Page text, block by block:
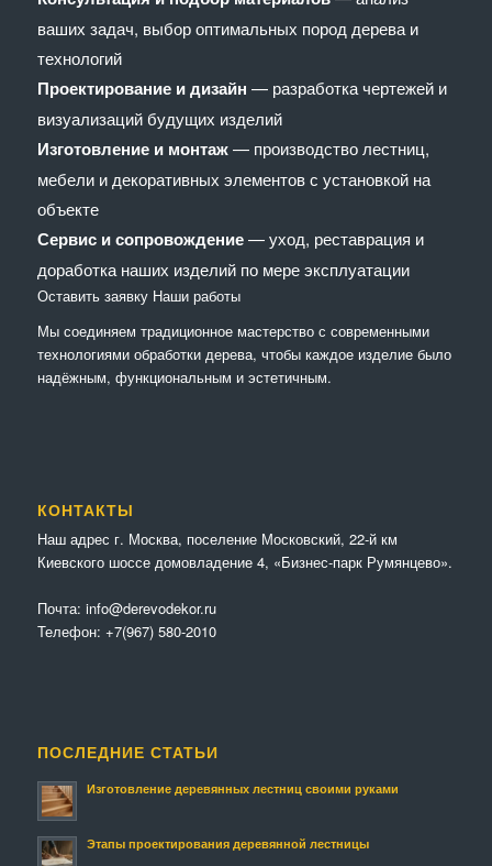
ваших задач, выбор оптимальных пород дерева и
технологий
Проектирование и дизайн — разработка чертежей и
визуализаций будущих изделий
Изготовление и монтаж— производство лестниц,
мебели и декоративных элементов с установкой на
объекте
Сервис и сопровождение— уход, реставрация и
доработка наших изделий по мере эксплуатации
Оставить заявку Наши работы
Мы соединяем традиционное мастерство с современными
технологиями обработки дерева, чтобы каждое изделие было
надёжным, функциональным и эстетичным.
КОНТАКТЫ
Наш адрес г. Москва, поселение Московский, 22-й км
Киевского шоссе домовладение 4, «Бизнес-парк Румянцево».
Почта: info@derevodekor.ru
Телефон: +7(967) 580-2010
ПОСЛЕДНИЕ СТАТЬИ
Изготовление деревянных лестниц своими руками
Этапы проектирования деревянной лестницы